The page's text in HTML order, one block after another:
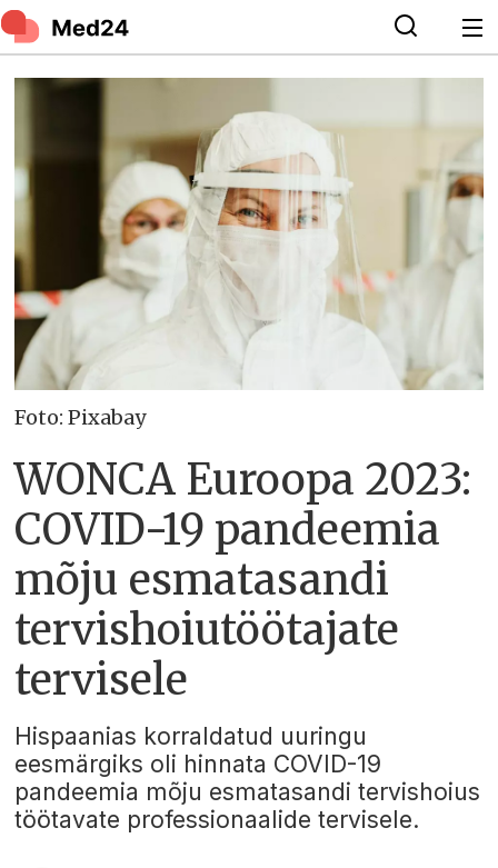
Foto: Pixabay
WONCA Euroopa 2023:
COVID-19 pandeemia
mõju esmatasandi
tervishoiutöötajate
tervisele
Hispaanias korraldatud uuringu
eesmärgiks oli hinnata COVID-19
pandeemia mõju esmatasandi tervishoius
töötavate professionaalide tervisele.